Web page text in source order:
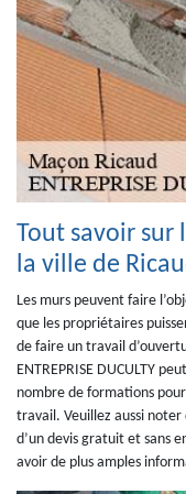
Tout savoir sur
la ville de
Les murs peuvent faire
que les propriétaires
de faire un travail
ENTREPRISE DUCULTY
nombre de formations
travail. Veuillez aussi noter
d’un devis gratuit et sans
avoir de plus amples